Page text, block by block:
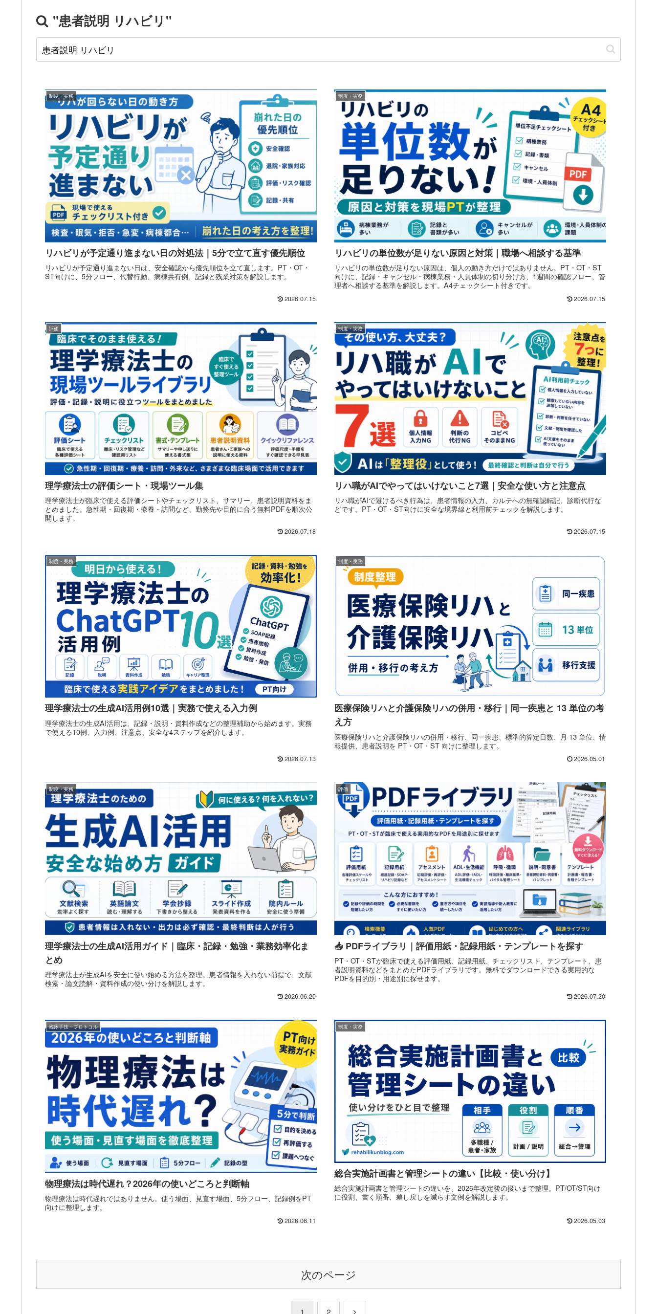
"患者説明 リハビリ"
制度・実務
リハビリが予定通り進まない日の対処法｜5分で立て直す優先順位
リハビリが予定通り進まない日は、安全確認から優先順位を立て直します。PT・OT・
ST向けに、5分フロー、代替行動、病棟共有例、記録と残業対策を解説します。
2026.07.15
制度・実務
リハビリの単位数が足りない原因と対策｜職場へ相談する基準
リハビリの単位数が足りない原因は、個人の動き方だけではありません。PT・OT・ST
向けに、記録・キャンセル・病棟業務・人員体制の切り分け方、1週間の確認フロー、管
理者へ相談する基準を解説します。A4チェックシート付きです。
2026.07.15
評価
理学療法士の評価シート・現場ツール集
理学療法士が臨床で使える評価シートやチェックリスト、サマリー、患者説明資料をま
とめました。急性期・回復期・療養・訪問など、勤務先や目的に合う無料PDFを順次公
開します。
2026.07.18
制度・実務
リハ職がAIでやってはいけないこと7選｜安全な使い方と注意点
リハ職がAIで避けるべき行為は、患者情報の入力、カルテへの無確認転記、診断代行な
どです。PT・OT・ST向けに安全な境界線と利用前チェックを解説します。
2026.07.15
制度・実務
理学療法士の生成AI活用例10選｜実務で使える入力例
理学療法士の生成AI活用は、記録・説明・資料作成などの整理補助から始めます。実務
で使える10例、入力例、注意点、安全な4ステップを紹介します。
2026.07.13
制度・実務
医療保険リハと介護保険リハの併用・移行｜同一疾患と 13 単位の考
え方
医療保険リハと介護保険リハの併用・移行、同一疾患、標準的算定日数、月 13 単位、情
報提供、患者説明を PT・OT・ST 向けに整理します。
2026.05.01
制度・実務
理学療法士の生成AI活用ガイド｜臨床・記録・勉強・業務効率化ま
とめ
理学療法士が生成AIを安全に使い始める方法を整理。患者情報を入れない前提で、文献
検索・論文読解・資料作成の使い分けを解説します。
2026.06.20
評価
📥 PDFライブラリ｜評価用紙・記録用紙・テンプレートを探す
PT・OT・STが臨床で使える評価用紙、記録用紙、チェックリスト、テンプレート、患
者説明資料などをまとめたPDFライブラリです。無料でダウンロードできる実用的な
PDFを目的別・用途別に探せます。
2026.07.20
臨床手技・プロトコル
物理療法は時代遅れ？2026年の使いどころと判断軸
物理療法は時代遅れではありません。使う場面、見直す場面、5分フロー、記録例をPT
向けに整理します。
2026.06.11
制度・実務
総合実施計画書と管理シートの違い【比較・使い分け】
総合実施計画書と管理シートの違いを、2026年改定後の扱いまで整理。PT/OT/ST向け
に役割、書く順番、差し戻しを減らす文例を解説します。
2026.05.03
次のページ
次